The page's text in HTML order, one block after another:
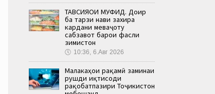
ТАВСИЯҲОИ МУФИД. Доир
ба тарзи нави захира
кардани меваҷоту
сабзавот барои фасли
зимистон
🕔 10:36, 6.Авг 2026
Малакаҳои рақамӣ заминаи
рушди иқтисоди
рақобатпазири Тоҷикистон